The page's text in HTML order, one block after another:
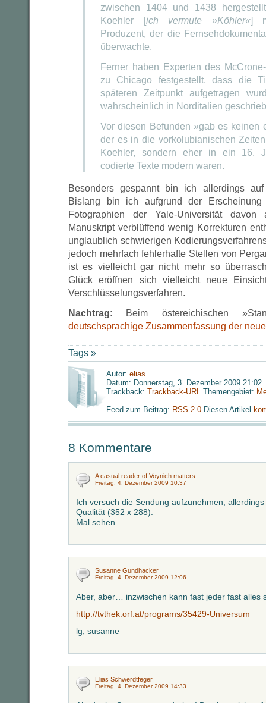
zwischen 1404 und 1438
Koehler [ich vermute »Köhler«]
Produzent, der die
überwachte.
Ferner haben Experten des
zu Chicago festgestellt, dass die
späteren Zeitpunkt aufgetragen
wahrscheinlich in Norditalien
Vor diesen Befunden »gab es keinen
der es in die vorkolubianischen
Koehler, sondern eher in ein 16.
codierte Texte modern waren.
Besonders gespannt bin ich allerdings auf
Bislang bin ich aufgrund der
Fotographien der Yale-Universität davon
Manuskript verblüffend wenig Korrekturen
unglaublich schwierigen
jedoch mehrfach fehlerhafte Stellen von
ist es vielleicht gar nicht mehr so
Glück eröffnen sich vielleicht neue
Verschlüsselungsverfahren.
Nachtrag: Beim östereichischen
deutschsprachige Zusammenfassung der
Tags »
Autor: elias
Datum: Donnerstag, 3. Dezember 2009 21:02
Trackback: Trackback-URL Themengebiet:
Feed zum Beitrag: RSS 2.0 Diesen Artikel
8 Kommentare
A casual reader of Voynich matters
Freitag, 4. Dezember 2009 10:37
Ich versuch die Sendung aufzunehmen,
Qualität (352 x 288).
Mal sehen.
Susanne Gundhacker
Freitag, 4. Dezember 2009 12:06
Aber, aber… inzwischen kann fast jeder fast alles
http://tvthek.orf.at/programs/35429-Universum
lg, susanne
Elias Schwerdtfeger
Freitag, 4. Dezember 2009 14:33